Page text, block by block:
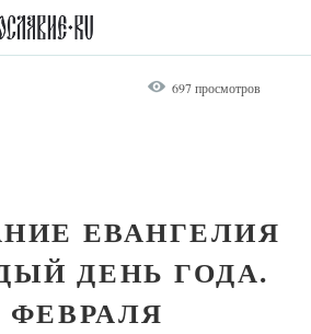
697 просмотров
ЕВАНГЕЛИЯ
ДЕНЬ ГОДА.
ФЕВРАЛЯ